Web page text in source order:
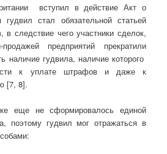
вступил в действие Акт о
стал обязательной статьей
в следствие чего участники сделок,
предприятий прекратили
наличие гудвила, наличие которого
к уплате штрафов и даже к
[7, 8].
еще не сформировалось единой
поэтому гудвил мог отражаться в